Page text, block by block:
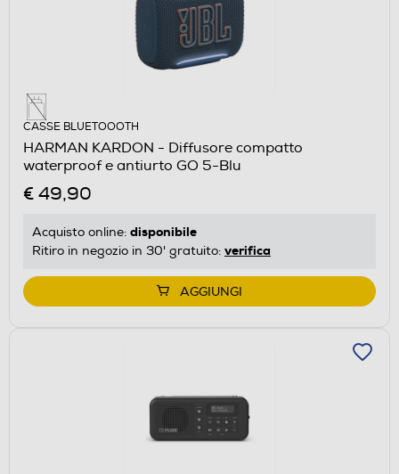
CASSE BLUETOOOTH
HARMAN KARDON - Diffusore compatto
waterproof e antiurto GO 5-Blu
€ 49,90
Acquisto online: disponibile
Ritiro in negozio in 30' gratuito: verifica
AGGIUNGI